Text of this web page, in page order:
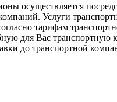
осуществляется
Услуги
тарифам
для Вас транспортную
до транспортной